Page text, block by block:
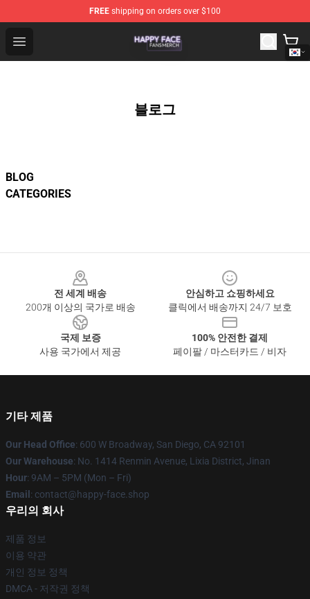
FREE shipping on orders over $100
Open menu
Happy Face Shop - Official Happy Face Merchandise
블로그
BLOG
CATEGORIES
전 세계 배송
200개 이상의 국가로 배송
안심하고 쇼핑하세요
클릭에서 배송까지 24/7 보호
국제 보증
사용 국가에서 제공
100% 안전한 결제
페이팔 / 마스터카드 / 비자
기타 제품
Our Head Office: 600 W Broadway, San Diego, CA 92101
Our Warehouse: No. 1414 Renmin Avenue, Lixia District, Jinan
Hour: 9AM – 5PM (Mon – Fri)
Email : contact@happy-face.shop
우리의 회사
제품 정보
이용 약관
개인 정보 정책
DMCA - 저작권 정책